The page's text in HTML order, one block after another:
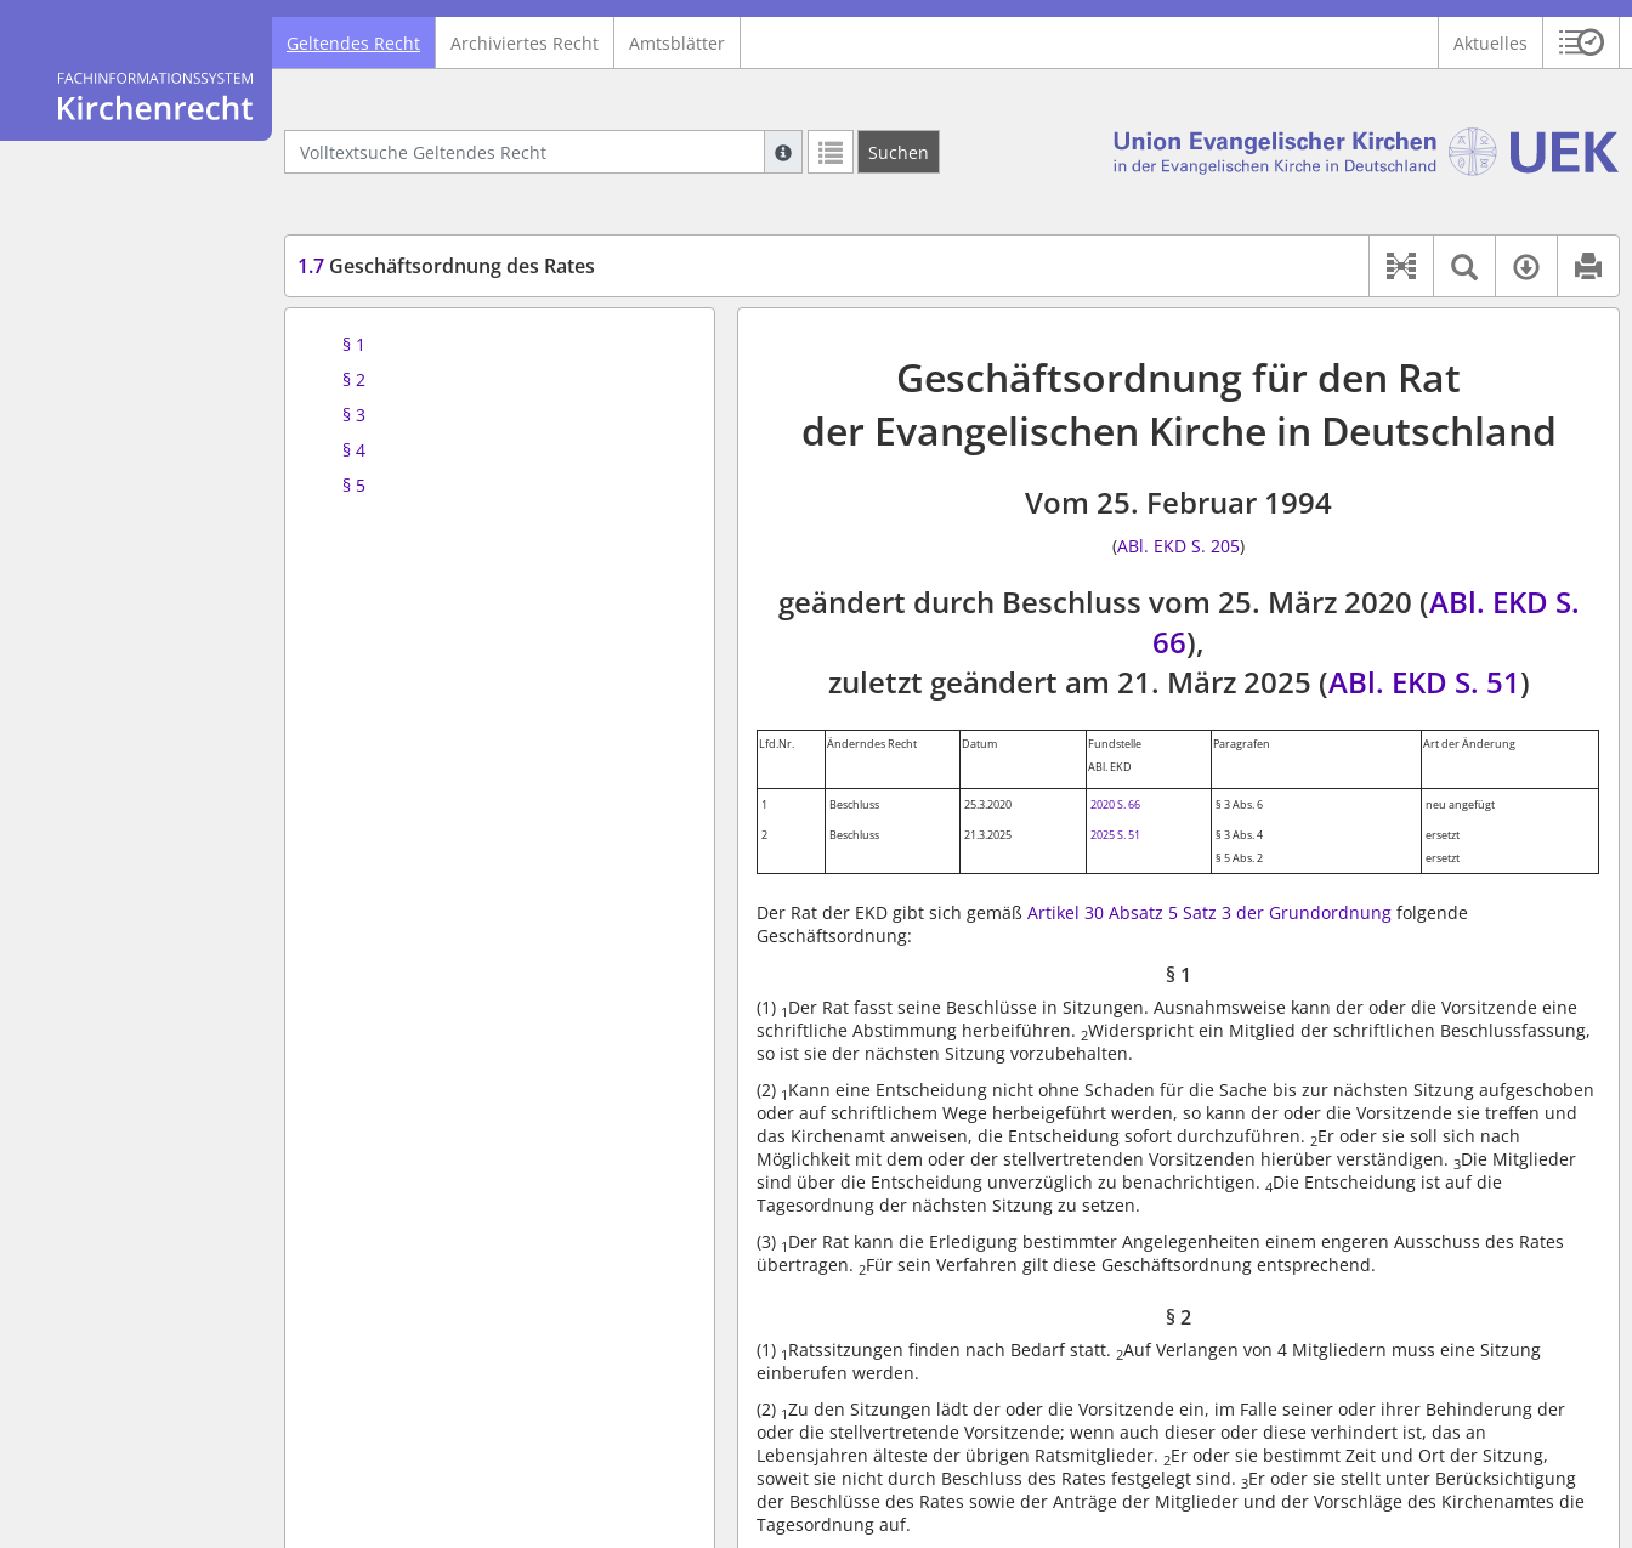
Logo Fachinformationssystem Kirchenrecht
Geltendes Recht Archiviertes Recht Amtsblätter Aktuelles
Volltextsuche Geltendes Recht
Suche mit Platzhalter "*", Bsp. Pfarrer*, findet auch: "Pfarrerinitiative" oder "Pfarrerausschuss".
Suchen
1.7 Geschäftsordnung des Rates
Dokument-
Textsuche
§ 1
§ 2
§ 3
§ 4
§ 5
Geschäftsordnung für den Rat
der Evangelischen Kirche in Deutschland
Vom 25. Februar 1994
(ABl. EKD S. 205)
geändert durch Beschluss vom 25. März 2020 (ABl. EKD S.
66),
zuletzt geändert am 21. März 2025 (ABl. EKD S. 51)
Lfd.Nr. Änderndes Recht Datum
Fundstelle
ABl. EKD
Paragrafen Art der Änderung
1 Beschluss 25.3.2020 2020 S. 66 § 3 Abs. 6
neu angefügt
2
Beschluss 21.3.2025 2025 S. 51
§ 3 Abs. 4
§ 5 Abs. 2
ersetzt
ersetzt
Der Rat der EKD gibt sich gemäßArtikel 30 Absatz 5 Satz 3 der Grundordnung folgende
Geschäftsordnung:
§ 1
(1) 1 Der Rat fasst seine Beschlüsse in Sitzungen. Ausnahmsweise kann der oder die Vorsitzende eine
schriftliche Abstimmung herbeiführen. 2Widerspricht ein Mitglied der schriftlichen Beschlussfassung,
so ist sie der nächsten Sitzung vorzubehalten.
(2) 1 Kann eine Entscheidung nicht ohne Schaden für die Sache bis zur nächsten Sitzung aufgeschoben
oder auf schriftlichem Wege herbeigeführt werden, so kann der oder die Vorsitzende sie treffen und
das Kirchenamt anweisen, die Entscheidung sofort durchzuführen. 2Er oder sie soll sich nach
Möglichkeit mit dem oder der stellvertretenden Vorsitzenden hierüber verständigen.3Die Mitglieder
sind über die Entscheidung unverzüglich zu benachrichtigen.4Die Entscheidung ist auf die
Tagesordnung der nächsten Sitzung zu setzen.
(3) 1 Der Rat kann die Erledigung bestimmter Angelegenheiten einem engeren Ausschuss des Rates
übertragen. 2Für sein Verfahren gilt diese Geschäftsordnung entsprechend.
§ 2
(1) 1 Ratssitzungen finden nach Bedarf statt. 2Auf Verlangen von 4 Mitgliedern muss eine Sitzung
einberufen werden.
(2) 1Zu den Sitzungen lädt der oder die Vorsitzende ein, im Falle seiner oder ihrer Behinderung der
oder die stellvertretende Vorsitzende; wenn auch dieser oder diese verhindert ist, das an
Lebensjahren älteste der übrigen Ratsmitglieder. 2Er oder sie bestimmt Zeit und Ort der Sitzung,
soweit sie nicht durch Beschluss des Rates festgelegt sind.3Er oder sie stellt unter Berücksichtigung
der Beschlüsse des Rates sowie der Anträge der Mitglieder und der Vorschläge des Kirchenamtes die
Tagesordnung auf.